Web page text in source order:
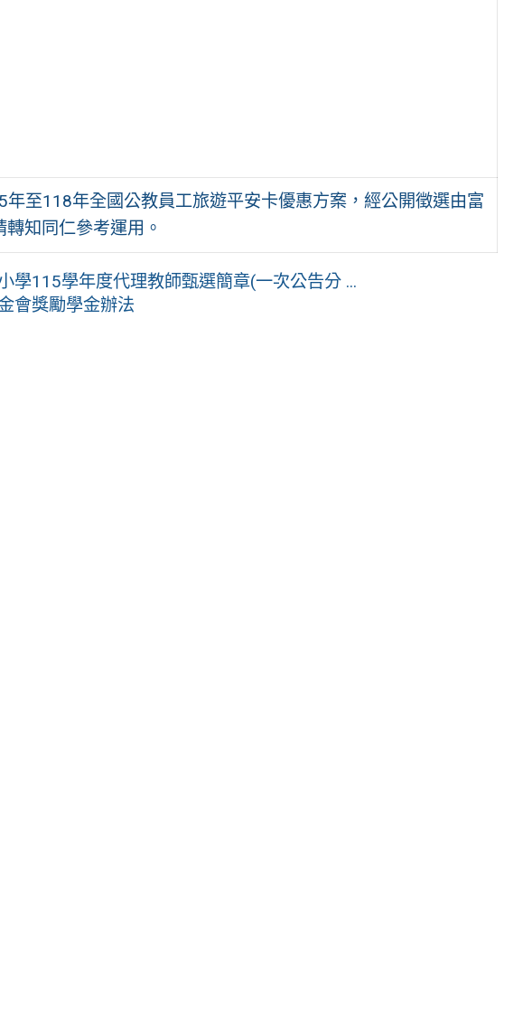
至118年全國公教員工旅遊平安卡優惠方案，經公開徵選由富
知同仁參考運用。
學115學年度代理教師甄選簡章(一次公告分 ...
會獎勵學金辦法